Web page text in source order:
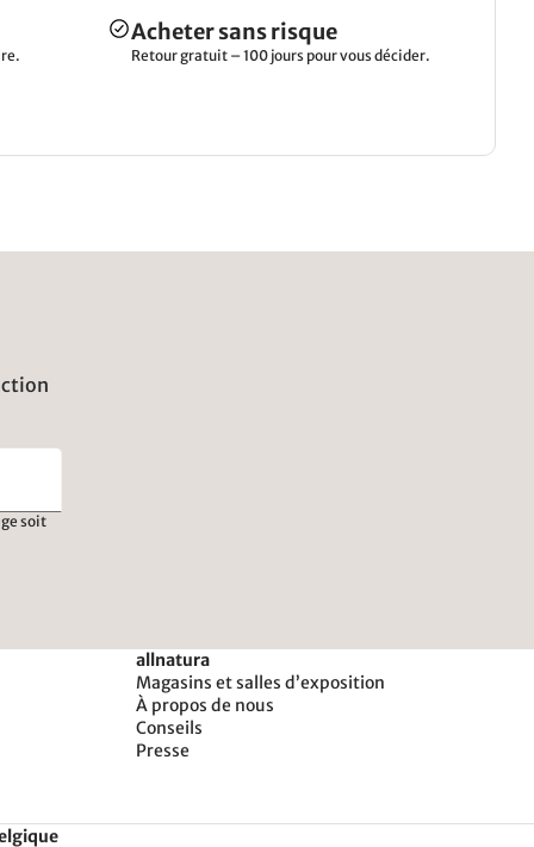
Acheter sans risque
Retour gratuit – 100 jours pour vous décider.
soit
allnatura
Magasins et salles d’exposition
À propos de nous
Conseils
Presse